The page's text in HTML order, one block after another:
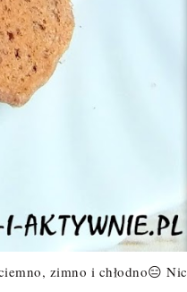
zimno i chłodno😑 Nic